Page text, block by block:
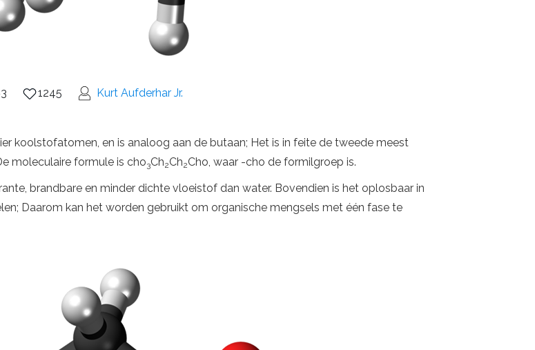
1245 Kurt Aufderhar Jr.
koolstofatomen, en is analoog aan de butaan; Het is in feite de tweede meest
moleculaire formule is cho3Ch2Ch2Cho, waar -cho de formilgroep is.
brandbare en minder dichte vloeistof dan water. Bovendien is het oplosbaar in
Daarom kan het worden gebruikt om organische mengsels met één fase te